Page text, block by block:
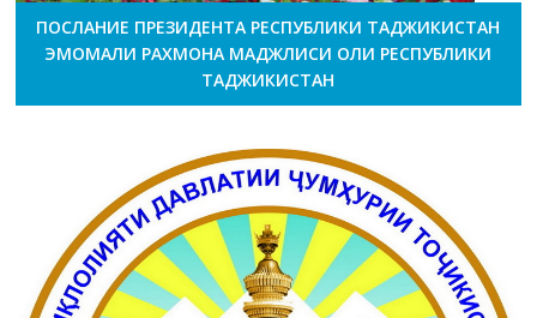
ПОСЛАНИЕ ПРЕЗИДЕНТА РЕСПУБЛИКИ ТАДЖИКИСТАН
ЭМОМАЛИ РАХМОНА МАДЖЛИСИ ОЛИ РЕСПУБЛИКИ
ТАДЖИКИСТАН